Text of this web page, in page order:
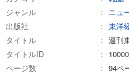
あらすじを表示する
週刊東洋経済
ジャンル
ニュ
出版社
東洋
タイトル
週刊
タイトルID
ページ数
94ペ